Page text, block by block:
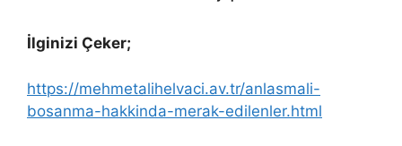
İlginizi Çeker;
https://mehmetalihelvaci.av.tr/anlasmali-
bosanma-hakkinda-merak-edilenler.html